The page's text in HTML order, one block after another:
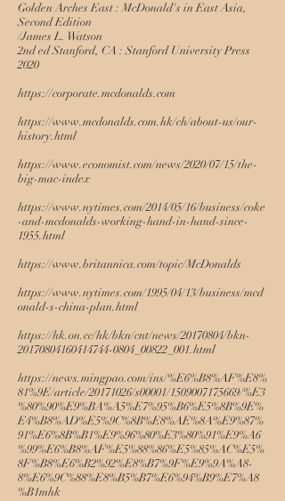
Golden Arches East : McDonald's in East Asia,
Second Edition
/James L. Watson
2nd ed Stanford, CA : Stanford University Press
2020
https://corporate.mcdonalds.com
https://www.mcdonalds.com.hk/ch/about-us/our-
history.html
https://www.economist.com/news/2020/07/15/the-
big-mac-index
https://www.nytimes.com/2014/05/16/business/coke
-and-mcdonalds-working-hand-in-hand-since-
1955.html
https://www.britannica.com/topic/McDonalds
https://www.nytimes.com/1995/04/13/business/mcd
onald-s-china-plan.html
https://hk.on.cc/hk/bkn/cnt/news/20170804/bkn-
20170804160414744-0804_00822_001.html
https://news.mingpao.com/ins/%E6%B8%AF%E8%
81%9E/article/20171026/s00001/1509007175669/%E3
%80%90%E9%BA%A5%E7%95%B6%E5%8B%9E%
E4%B8%AD%E5%9C%8B%E8%AE%8A%E9%87%
91%E6%8B%B1%E9%96%80%E3%80%91%E9%A6
%99%E6%B8%AF%E5%88%86%E5%85%AC%E5%
8F%B8%E6%B2%92%E8%B7%9F%E9%9A%A8-
8%E6%9C%88%E8%B5%B7%E6%94%B9%E7%A8
%B1mhk